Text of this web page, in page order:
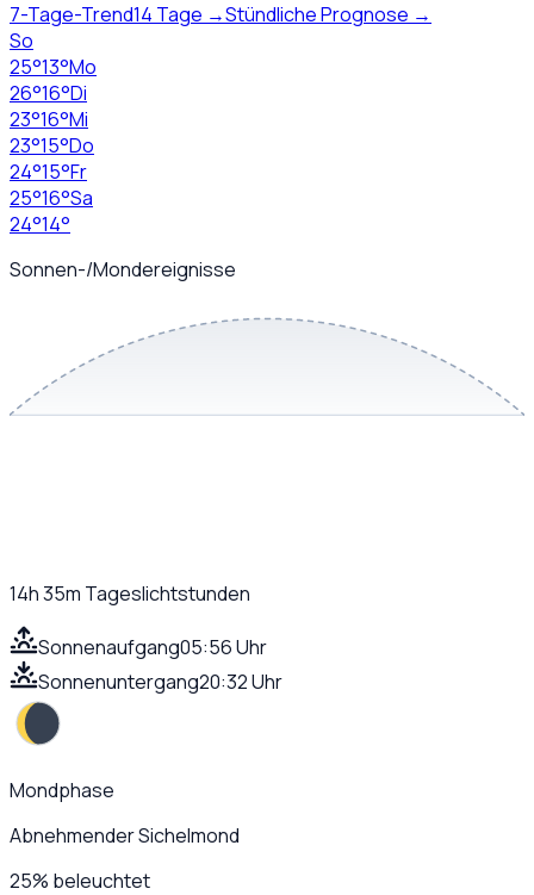
7-Tage-Trend14 Tage →Stündliche Prognose →
So
25°13°Mo
26°16°Di
23°16°Mi
23°15°Do
24°15°Fr
25°16°Sa
24°14°
Sonnen-/Mondereignisse
14h 35m Tageslichtstunden
Sonnenaufgang05:56 Uhr
Sonnenuntergang20:32 Uhr
Mondphase
Abnehmender Sichelmond
25% beleuchtet